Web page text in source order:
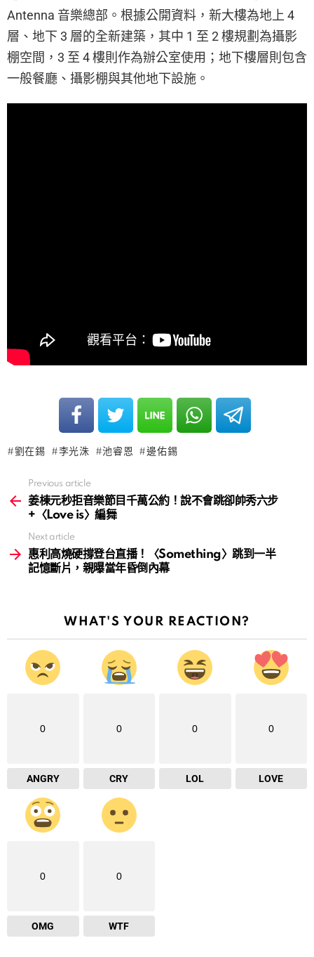
Antenna 音樂總部。根據公開資料，新大樓為地上 4
層、地下 3 層的全新建築，其中 1 至 2 樓規劃為攝影
棚空間，3 至 4 樓則作為辦公室使用；地下樓層則包含
一般餐廳、攝影棚與其他地下設施。
劉在錫 李光洙 池睿恩 邊佑錫
more
Previous article
姜棟元秒拒音樂節目千萬公約！說不會跳卻帥秀六步
+〈Love is〉編舞
Next article
惠利高燒硬撐登台直播！〈Something〉跳到一半
記憶斷片，親曝當年昏倒內幕
WHAT'S YOUR REACTION?
0
ANGRY
0
CRY
0
LOL
0
LOVE
0
OMG
0
WTF